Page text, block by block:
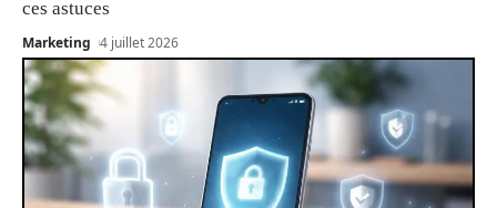
ces astuces
Marketing 4 juillet 2026